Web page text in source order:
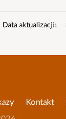
Data aktualizacji
Kontakt